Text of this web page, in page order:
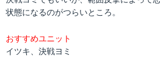
状態になるのがつらいところ。
おすすめユニット
イツキ、決戦ヨミ